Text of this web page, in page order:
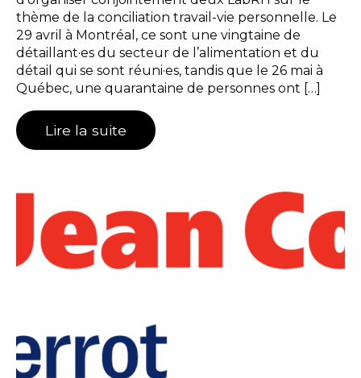
thème de la conciliation travail-vie personnelle. Le
29 avril à Montréal, ce sont une vingtaine de
détaillant·es du secteur de l’alimentation et du
détail qui se sont réuni·es, tandis que le 26 mai à
Québec, une quarantaine de personnes ont […]
Lire la suite